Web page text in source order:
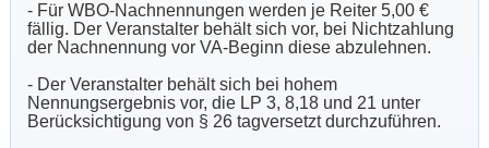
- Für WBO-Nachnennungen werden je Reiter 5,00 €
fällig. Der Veranstalter behält sich vor, bei Nichtzahlung
der Nachnennung vor VA-Beginn diese abzulehnen.
- Der Veranstalter behält sich bei hohem
Nennungsergebnis vor, die LP 3, 8,18 und 21 unter
Berücksichtigung von § 26 tagversetzt durchzuführen.